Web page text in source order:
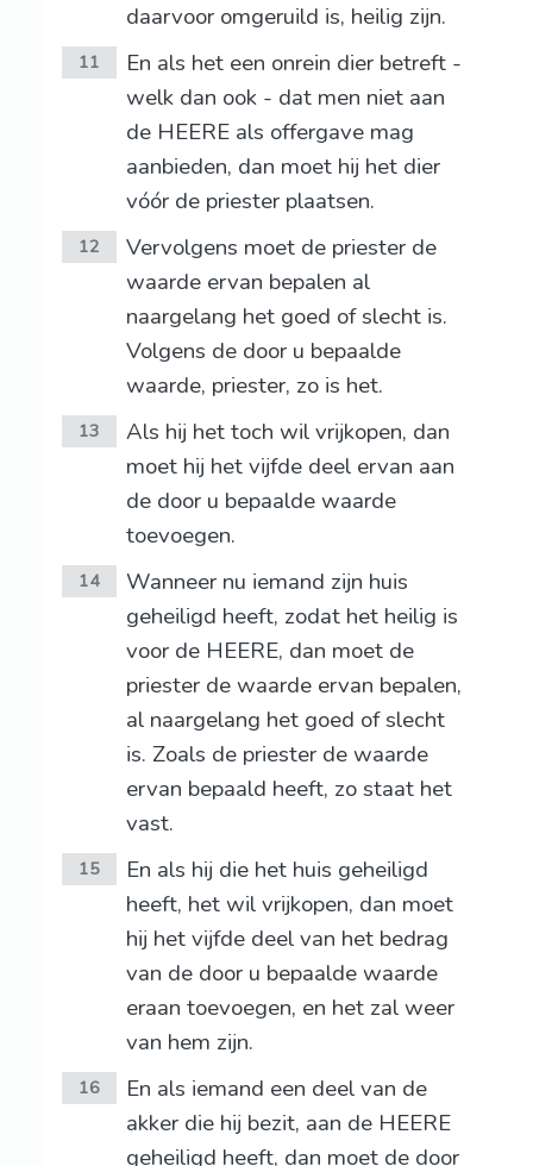
daarvoor omgeruild is, heilig zijn.
11
En als het een onrein dier betreft -
welk dan ook - dat men niet aan
de HEERE als offergave mag
aanbieden, dan moet hij het dier
vóór de priester plaatsen.
12
Vervolgens moet de priester de
waarde ervan bepalen al
naargelang het goed of slecht is.
Volgens de door u bepaalde
waarde, priester, zo is het.
13
Als hij het toch wil vrijkopen, dan
moet hij het vijfde deel ervan aan
de door u bepaalde waarde
toevoegen.
14
Wanneer nu iemand zijn huis
geheiligd heeft, zodat het heilig is
voor de HEERE, dan moet de
priester de waarde ervan bepalen,
al naargelang het goed of slecht
is. Zoals de priester de waarde
ervan bepaald heeft, zo staat het
vast.
15
En als hij die het huis geheiligd
heeft, het wil vrijkopen, dan moet
hij het vijfde deel van het bedrag
van de door u bepaalde waarde
eraan toevoegen, en het zal weer
van hem zijn.
16
En als iemand een deel van de
akker die hij bezit, aan de HEERE
geheiligd heeft, dan moet de door